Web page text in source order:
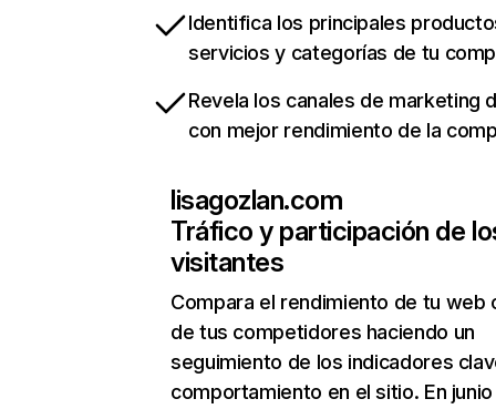
Identifica los principales
servicios y categorías de tu
Revela los canales de marketing
con mejor rendimiento de la
lisagozlan.com
Tráfico y participación de
visitantes
Compara el rendimiento de tu web
de tus competidores haciendo un
seguimiento de los indicadores
comportamiento en el sitio. En junio